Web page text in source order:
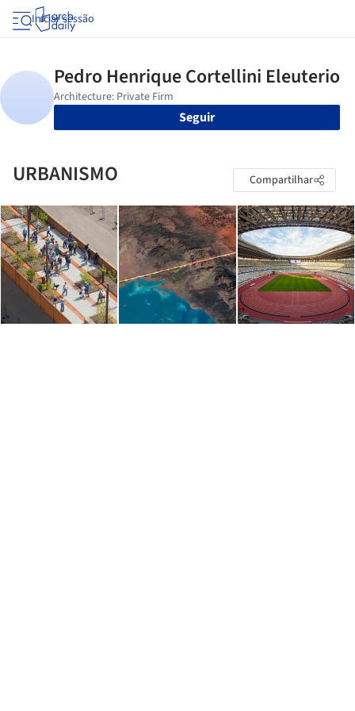
Iniciar sessão
Seguir
URBANISMO Compartilhar